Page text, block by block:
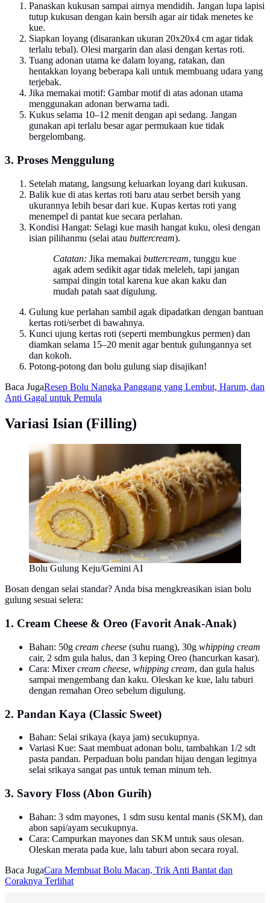
Panaskan kukusan sampai airnya mendidih. Jangan lupa lapisi
tutup kukusan dengan kain bersih agar air tidak menetes ke
kue.
Siapkan loyang (disarankan ukuran 20x20x4 cm agar tidak
terlalu tebal). Olesi margarin dan alasi dengan kertas roti.
Tuang adonan utama ke dalam loyang, ratakan, dan
hentakkan loyang beberapa kali untuk membuang udara yang
terjebak.
Jika memakai motif: Gambar motif di atas adonan utama
menggunakan adonan berwarna tadi.
Kukus selama 10–12 menit dengan api sedang. Jangan
gunakan api terlalu besar agar permukaan kue tidak
bergelombang.
3. Proses Menggulung
Setelah matang, langsung keluarkan loyang dari kukusan.
Balik kue di atas kertas roti baru atau serbet bersih yang
ukurannya lebih besar dari kue. Kupas kertas roti yang
menempel di pantat kue secara perlahan.
Kondisi Hangat: Selagi kue masih hangat kuku, olesi dengan
isian pilihanmu (selai atau buttercream).
Catatan: Jika memakai buttercream, tunggu kue
agak adem sedikit agar tidak meleleh, tapi jangan
sampai dingin total karena kue akan kaku dan
mudah patah saat digulung.
Gulung kue perlahan sambil agak dipadatkan dengan bantuan
kertas roti/serbet di bawahnya.
Kunci ujung kertas roti (seperti membungkus permen) dan
diamkan selama 15–20 menit agar bentuk gulungannya set
dan kokoh.
Potong-potong dan bolu gulung siap disajikan!
Baca JugaResep Bolu Nangka Panggang yang Lembut, Harum, dan
Anti Gagal untuk Pemula
Variasi Isian (Filling)
Bolu Gulung Keju/Gemini AI
Bosan dengan selai standar? Anda bisa mengkreasikan isian bolu
gulung sesuai selera:
1. Cream Cheese & Oreo (Favorit Anak-Anak)
Bahan: 50g cream cheese (suhu ruang), 30g whipping cream
cair, 2 sdm gula halus, dan 3 keping Oreo (hancurkan kasar).
Cara: Mixercream cheese, whipping cream, dan gula halus
sampai mengembang dan kaku. Oleskan ke kue, lalu taburi
dengan remahan Oreo sebelum digulung.
2. Pandan Kaya (Classic Sweet)
Bahan: Selai srikaya (kaya jam) secukupnya.
Variasi Kue: Saat membuat adonan bolu, tambahkan 1/2 sdt
pasta pandan. Perpaduan bolu pandan hijau dengan legitnya
selai srikaya sangat pas untuk teman minum teh.
3. Savory Floss (Abon Gurih)
Bahan: 3 sdm mayones, 1 sdm susu kental manis (SKM), dan
abon sapi/ayam secukupnya.
Cara: Campurkan mayones dan SKM untuk saus olesan.
Oleskan merata pada kue, lalu taburi abon secara royal.
Baca JugaCara Membuat Bolu Macan, Trik Anti Bantat dan
Coraknya Terlihat